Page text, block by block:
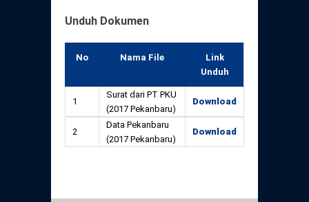
Unduh Dokumen
No Nama File
Link
Unduh
1
Surat dari PT PKU
(2017 Pekanbaru)
Download
2
Data Pekanbaru
(2017 Pekanbaru)
Download